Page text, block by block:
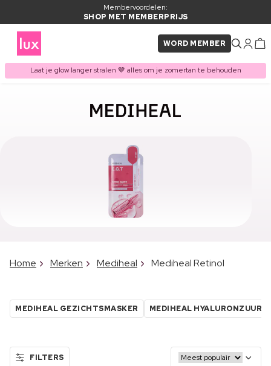
Membervoordelen:
SHOP MET MEMBERPRIJS
WORD MEMBER
Laat je glow langer stralen 🤎 alles om je zomertan te behouden
Home Merken Mediheal Mediheal Retinol
MEDIHEAL GEZICHTSMASKER MEDIHEAL HYALURONZUUR
FILTERS